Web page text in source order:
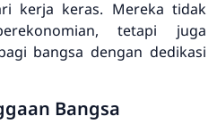
kerja keras. Mereka tidak
tetapi juga
bangsa dengan dedikasi
Bangsa